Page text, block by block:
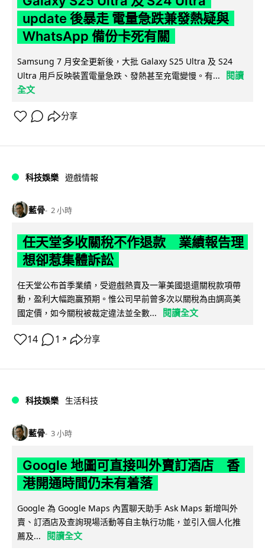
update 後暴走 電量急跌兼發熱疑與
WhatsApp 備份卡死有關
Samsung 7 月安全更新後，大批 Galaxy S25 Ultra 及 S24
Ultra 用戶反映裝置電量急跌、發熱甚至充電變慢。有...
閱讀
全文
分享
科技娛樂 遊戲情報
藍骨 2 小時
任天堂多收關稅不作退款 業績報告理
想卻惹集體訴訟
任天堂公布首季業績，受遊戲熱賣及一筆美國退還關稅款項帶
動，盈利大幅跑贏預期。惟公司早前曾多次以關稅為由調高美
國定價，如今關稅被裁定違法並全數...
閱讀全文
14 1 ↗ 分享
科技娛樂 生活科技
藍骨 3 小時
Google 地圖可直接叫外賣訂酒店 香
港開通時間仍未有着落
Google 為 Google Maps 內置聊天助手 Ask Maps 新增叫外
賣、訂酒店及查詢現場活動等自主執行功能，並引入個人化推
薦及...
閱讀全文